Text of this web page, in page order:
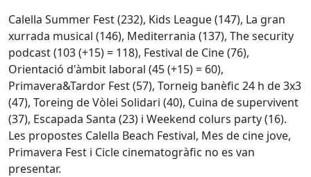
Calella Summer Fest (232), Kids League (147), La gran
xurrada musical (146), Mediterrania (137), The security
podcast (103 (+15) = 118), Festival de Cine (76),
Orientació d'àmbit laboral (45 (+15) = 60),
Primavera&Tardor Fest (57), Torneig banèfic 24 h de 3x3
(47), Toreing de Vòlei Solidari (40), Cuina de supervivent
(37), Escapada Santa (23) i Weekend colurs party (16).
Les propostes Calella Beach Festival, Mes de cine jove,
Primavera Fest i Cicle cinematogràfic no es van
presentar.